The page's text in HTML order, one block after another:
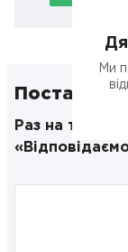
Поставте
Раз на
Ми